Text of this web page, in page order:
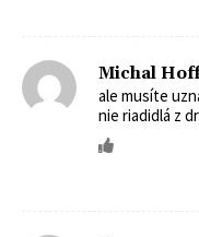
Michal
ale musíte
nie riadidlá z